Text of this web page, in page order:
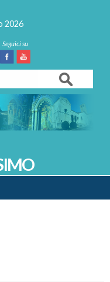
2026
Facebook
Youtube
Search